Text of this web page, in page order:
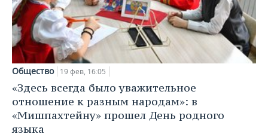
Общество 19 фев, 16:05
«Здесь всегда было уважительное
отношение к разным народам»: в
«Мишпахтейну» прошел День родного
языка